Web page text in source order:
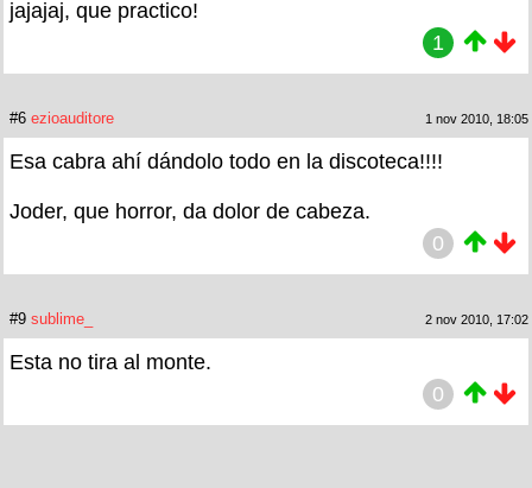
jajajaj, que practico!
1
#6 ezioauditore 1 nov 2010, 18:05
Esa cabra ahí dándolo todo en la discoteca!!!!
Joder, que horror, da dolor de cabeza.
0
#9 sublime_ 2 nov 2010, 17:02
Esta no tira al monte.
0